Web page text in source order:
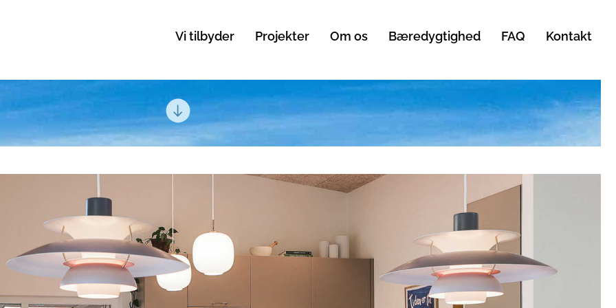
Vi tilbyder Projekter Om os Bæredygtighed FAQ Kontakt
Play
Video